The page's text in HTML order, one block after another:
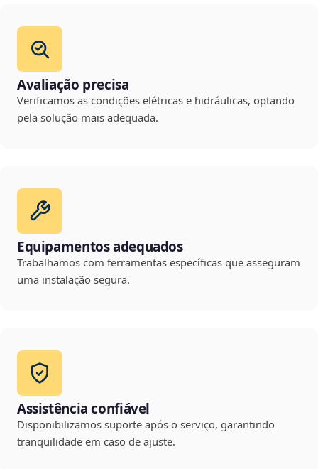
Avaliação precisa
Verificamos as condições elétricas e hidráulicas, optando
pela solução mais adequada.
Equipamentos adequados
Trabalhamos com ferramentas específicas que asseguram
uma instalação segura.
Assistência confiável
Disponibilizamos suporte após o serviço, garantindo
tranquilidade em caso de ajuste.